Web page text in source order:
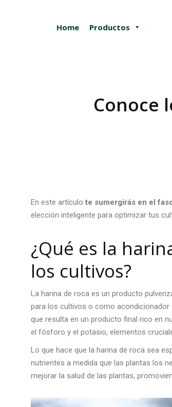
Home Productos
Conoce
En este artículo te sumergirás en el
elección inteligente para optimizar tus
¿Qué es la
los cultivos?
La harina de roca es un producto
para los cultivos o como acondicionador
que resulta en un producto final rico en
el fósforo y el potasio, elementos
Lo que hace que la harina de roca sea
nutrientes a medida que las plantas los
mejorar la salud de las plantas,